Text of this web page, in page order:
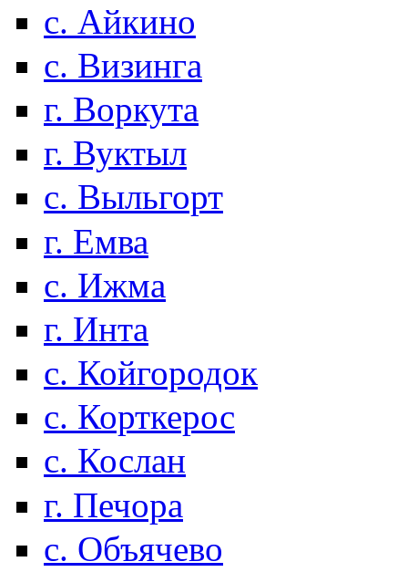
с. Айкино
с. Визинга
г. Воркута
г. Вуктыл
с. Выльгорт
г. Емва
с. Ижма
г. Инта
с. Койгородок
с. Корткерос
с. Кослан
г. Печора
с. Объячево